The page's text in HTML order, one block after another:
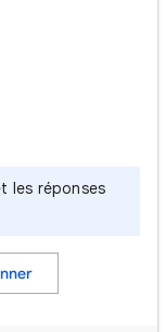
les réponses